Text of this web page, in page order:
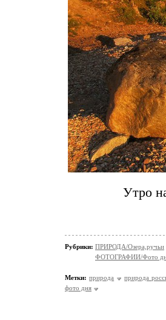
Утро
Рубрики: ПРИРОДА/Озера,ручьи
ФОТОГРАФИИ/Фото
Метки: природа
природа
фото дня